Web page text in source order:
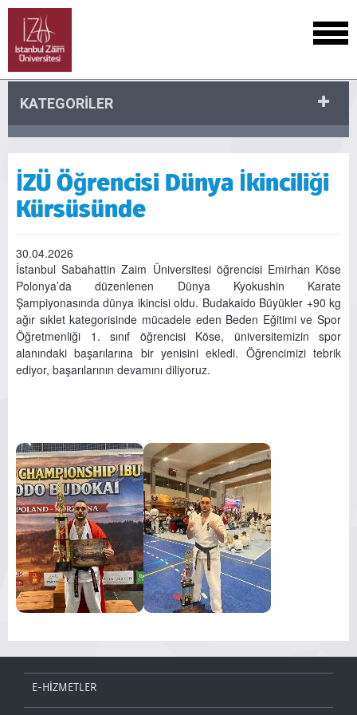
KATEGORİLER
İZÜ Öğrencisi Dünya İkinciliği
Kürsüsünde
30.04.2026
İstanbul Sabahattin Zaim Üniversitesi öğrencisi Emirhan Köse
Polonya’da düzenlenen Dünya Kyokushin Karate
Şampiyonasında dünya ikincisi oldu. Budakaido Büyükler +90 kg
ağır sıklet kategorisinde mücadele eden Beden Eğitimi ve Spor
Öğretmenliği 1. sınıf öğrencisi Köse, üniversitemizin spor
alanındaki başarılarına bir yenisini ekledi. Öğrencimizi tebrik
ediyor, başarılarının devamını diliyoruz.
E-HİZMETLER